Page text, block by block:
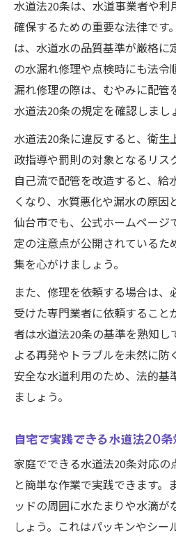
水道法20条は、水道事業者や利
確保するための重要な法律です
は、水道水の品質基準が厳格に
の水漏れ修理や点検時にも法令
漏れ修理の際は、むやみに配管
水道法20条の規定を確認しまし
水道法20条に違反すると、衛
政指導や罰則の対象となるリス
自己流で配管を改造すると、給
くなり、水質悪化や漏水の原因
仙台市でも、公式ホームページ
定の注意点が公開されているた
集を心がけましょう。
また、修理を依頼する場合は、
受けた専門業者に依頼すること
者は水道法20条の基準を熟知し
よる再発やトラブルを未然に防
安全な水道利用のため、法的基
ましょう。
自宅で実践できる水道法20
家庭でできる水道法20条対応
と簡単な作業で実践できます。
ッドの周囲に水たまりや水滴が
しょう。これはパッキンやシー